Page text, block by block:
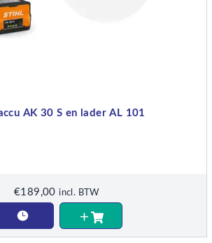
AK 30 S en lader AL 101
€189,00 incl. BTW